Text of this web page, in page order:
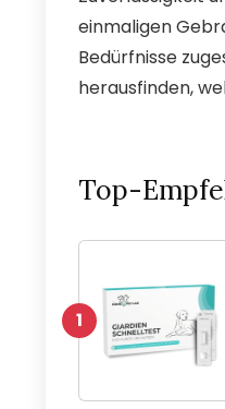
einmaligen
Bedürfnisse
herausfinden,
Top-
1